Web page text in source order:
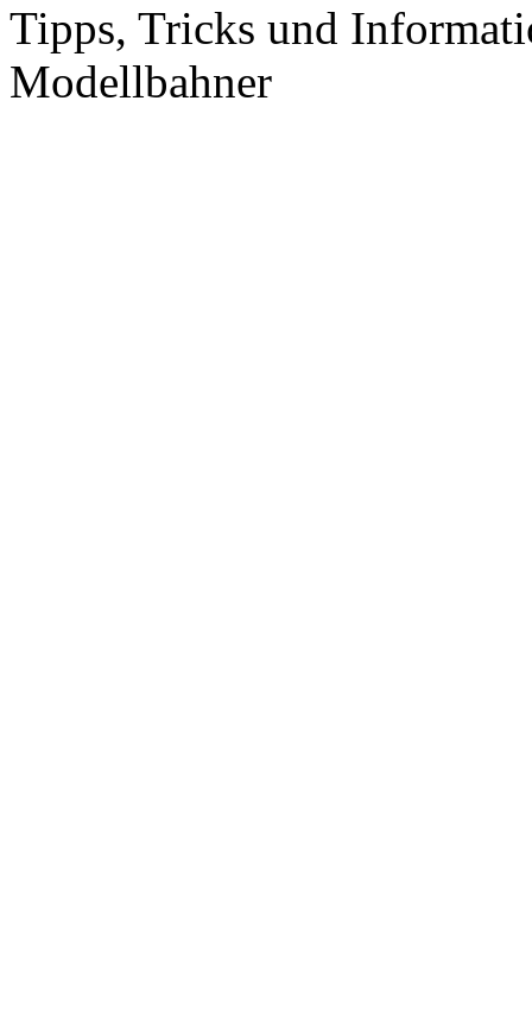
Tipps, Tricks und
Modellbahner